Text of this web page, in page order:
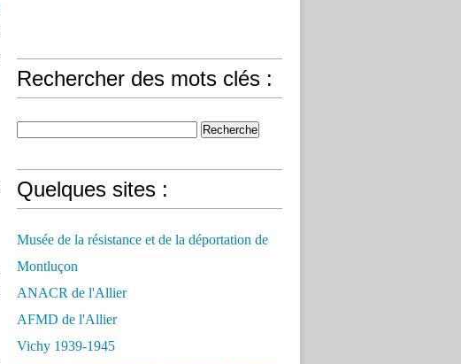
Rechercher des mots clés :
Quelques sites :
Musée de la résistance et de la déportation de
Montluçon
ANACR de l'Allier
AFMD de l'Allier
Vichy 1939-1945